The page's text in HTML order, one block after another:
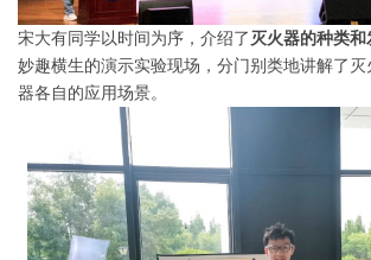
宋大有同学以时间为序，介绍了 灭火器的种类和
妙趣横生的演示实验现场，分门别类地讲解了灭
器各自的应用场景。